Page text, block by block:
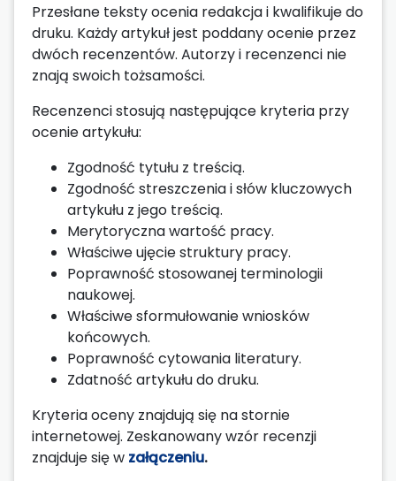
Przesłane teksty ocenia redakcja i kwalifikuje do
druku. Każdy artykuł jest poddany ocenie przez
dwóch recenzentów. Autorzy i recenzenci nie
znają swoich tożsamości.
Recenzenci stosują następujące kryteria przy
ocenie artykułu:
Zgodność tytułu z treścią.
Zgodność streszczenia i słów kluczowych
artykułu z jego treścią.
Merytoryczna wartość pracy.
Właściwe ujęcie struktury pracy.
Poprawność stosowanej terminologii
naukowej.
Właściwe sformułowanie wniosków
końcowych.
Poprawność cytowania literatury.
Zdatność artykułu do druku.
Kryteria oceny znajdują się na stornie
internetowej. Zeskanowany wzór recenzji
znajduje się w załączeniu.